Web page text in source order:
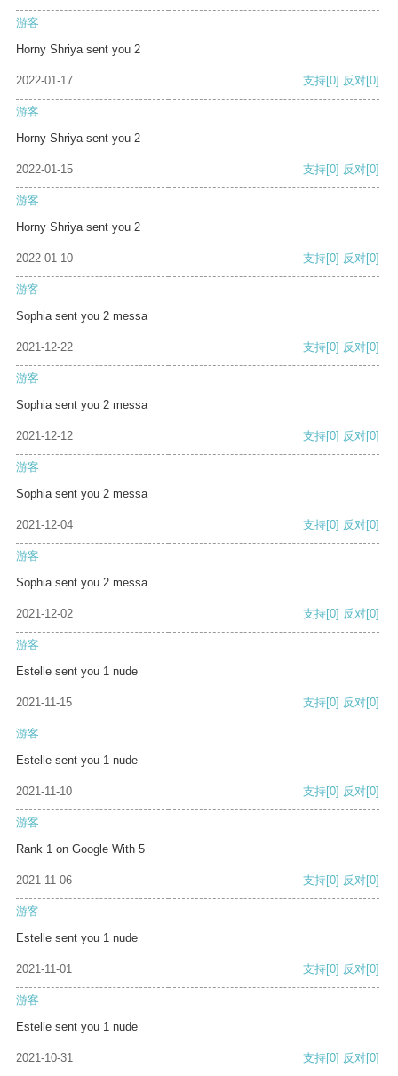
游客
Horny Shriya sent you 2
2022-01-17 支持[0] 反对[0]
游客
Horny Shriya sent you 2
2022-01-15 支持[0] 反对[0]
游客
Horny Shriya sent you 2
2022-01-10 支持[0] 反对[0]
游客
Sophia sent you 2 messa
2021-12-22 支持[0] 反对[0]
游客
Sophia sent you 2 messa
2021-12-12 支持[0] 反对[0]
游客
Sophia sent you 2 messa
2021-12-04 支持[0] 反对[0]
游客
Sophia sent you 2 messa
2021-12-02 支持[0] 反对[0]
游客
Estelle sent you 1 nude
2021-11-15 支持[0] 反对[0]
游客
Estelle sent you 1 nude
2021-11-10 支持[0] 反对[0]
游客
Rank 1 on Google With 5
2021-11-06 支持[0] 反对[0]
游客
Estelle sent you 1 nude
2021-11-01 支持[0] 反对[0]
游客
Estelle sent you 1 nude
2021-10-31 支持[0] 反对[0]